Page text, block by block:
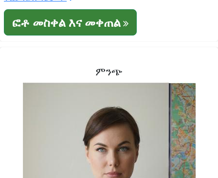
ፎቶ መስቀል እና መቀጠል
ምንጭ